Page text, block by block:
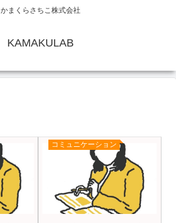
かまくらさちこ株式会社
KAMAKULAB
コミュニケーション